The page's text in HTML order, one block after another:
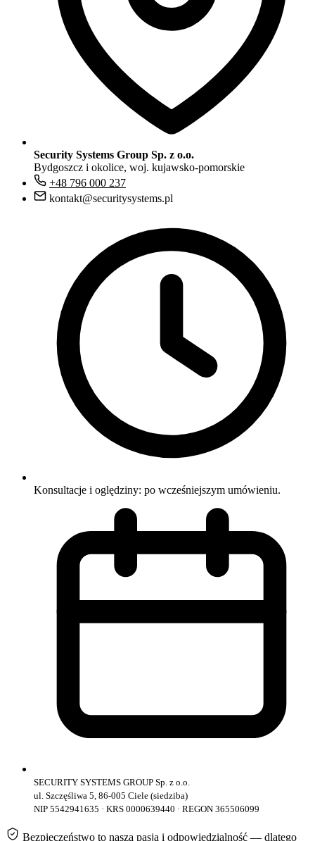
Security Systems Group Sp. z o.o.
Bydgoszcz i okolice, woj. kujawsko-pomorskie
+48 796 000 237
kontakt@securitysystems.pl
Konsultacje i oględziny: po wcześniejszym umówieniu.
SECURITY SYSTEMS GROUP Sp. z o.o.
ul. Szczęśliwa 5, 86-005 Ciele (siedziba)
NIP 5542941635 · KRS 0000639440 · REGON 365506099
Bezpieczeństwo to nasza pasja i odpowiedzialność — dlatego